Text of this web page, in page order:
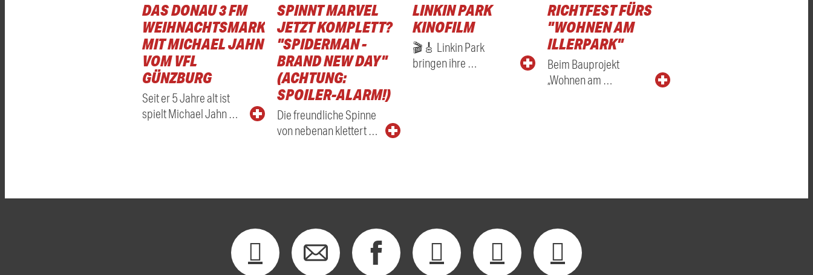
DAS DONAU 3 FM
WEIHNACHTSMARKTRADIO
MIT MICHAEL JAHN
VOM VFL
GÜNZBURG
Seit er 5 Jahre alt ist
spielt Michael Jahn …
SPINNT MARVEL
JETZT KOMPLETT?
"SPIDERMAN -
BRAND NEW DAY"
(ACHTUNG:
SPOILER-ALARM!)
Die freundliche Spinne
von nebenan klettert …
LINKIN PARK
KINOFILM
🎬🎸 Linkin Park
bringen ihre …
RICHTFEST FÜRS
"WOHNEN AM
ILLERPARK"
Beim Bauprojekt
„Wohnen am …